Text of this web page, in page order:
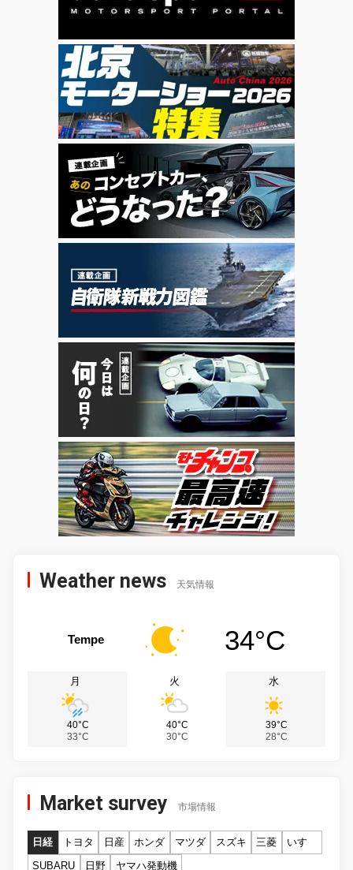
Weather news 天気情報
Tempe 34°C
月
40°C
33°C
火
40°C
30°C
水
39°C
28°C
Market survey 市場情報
日経 トヨタ 日産 ホンダ マツダ スズキ 三菱
いすゞ
SUBARU
日野 ヤマハ発動機